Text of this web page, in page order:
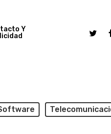
Y
Twitter